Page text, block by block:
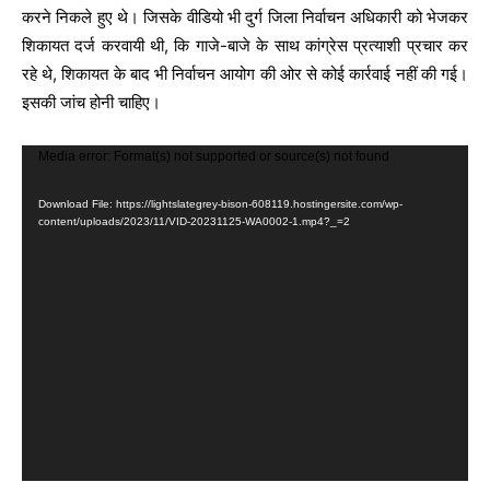
करने निकले हुए थे। जिसके वीडियो भी दुर्ग जिला निर्वाचन अधिकारी को भेजकर
शिकायत दर्ज करवायी थी, कि गाजे-बाजे के साथ कांग्रेस प्रत्याशी प्रचार कर
रहे थे, शिकायत के बाद भी निर्वाचन आयोग की ओर से कोई कार्रवाई नहीं की गई।
इसकी जांच होनी चाहिए।
Media error: Format(s) not supported or source(s) not found
Download File: https://lightslategrey-bison-608119.hostingersite.com/wp-
content/uploads/2023/11/VID-20231125-WA0002-1.mp4?_=2